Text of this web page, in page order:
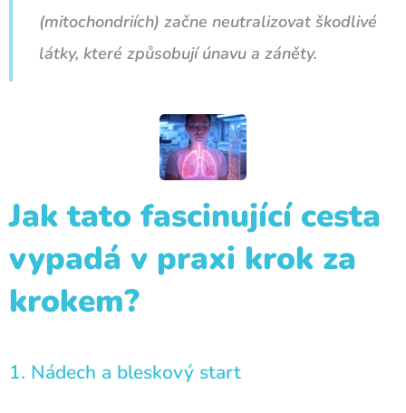
(mitochondriích) začne neutralizovat škodlivé
látky, které způsobují únavu a záněty.
Jak tato fascinující cesta
vypadá v praxi krok za
krokem?
1. Nádech a bleskový start